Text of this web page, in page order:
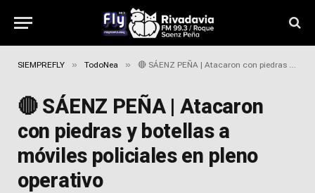
SIEMPREFLY » TodoNea » 🔴 SÁENZ PEÑA | Atacaron con piedras y botellas a móviles policiales en pleno operativo
🔴 SÁENZ PEÑA | Atacaron
con piedras y botellas a
móviles policiales en pleno
operativo